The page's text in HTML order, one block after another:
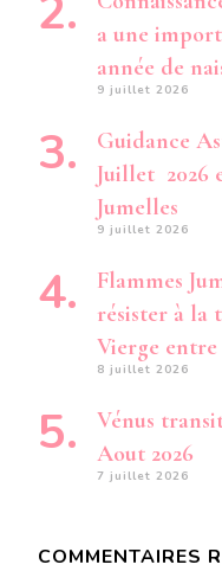
a une
année de
9 juillet 2026
Guidance
Juillet 2026
Jumelles
9 juillet 2026
Flammes
résister à la
Vierge
8 juillet 2026
Vénus
Aout 2026
7 juillet 2026
COMMENTAIRES